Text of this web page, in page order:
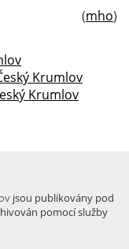
(mho)
Krumlov
Krumlov
jsou publikovány pod
pomocí služby